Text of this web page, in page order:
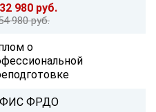
980 руб.
980 руб.
о
ФИС ФРДО